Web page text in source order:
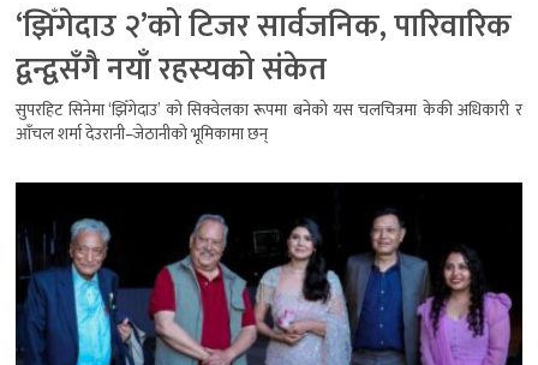
‘झिँगेदाउ २’को टिजर सार्वजनिक, पारिवारिक
द्वन्द्वसँगै नयाँ रहस्यको संकेत
सुपरहिट सिनेमा ‘झिँगेदाउ’ को सिक्वेलका रूपमा बनेको यस चलचित्रमा केकी अधिकारी र
आँचल शर्मा देउरानी–जेठानीको भूमिकामा छन्